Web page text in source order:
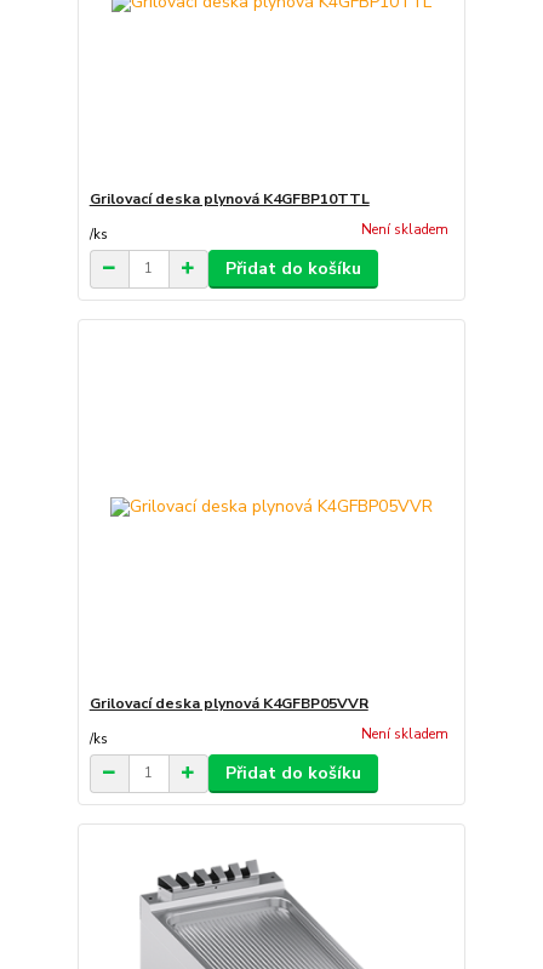
Grilovací deska plynová K4GFBP10TTL
/ks Není skladem
Přidat do košíku
Grilovací deska plynová K4GFBP05VVR
/ks Není skladem
Přidat do košíku